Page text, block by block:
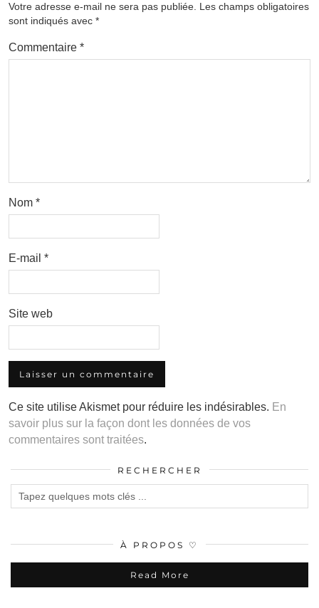
Votre adresse e-mail ne sera pas publiée. Les champs obligatoires
sont indiqués avec *
Commentaire *
Nom *
E-mail *
Site web
Ce site utilise Akismet pour réduire les indésirables. En
savoir plus sur la façon dont les données de vos
commentaires sont traitées.
RECHERCHER
À PROPOS ♡
Read More